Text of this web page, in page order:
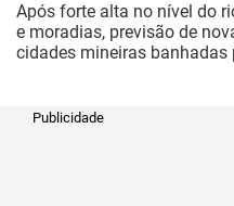
Após forte alta no nível do
e moradias, previsão de
cidades mineiras banhadas
Publicidade